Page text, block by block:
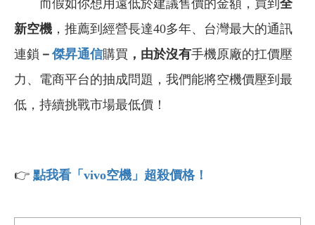
而假如你想用遠低於建議售價的金額，買到 全
新空機 ，推薦到經營長達40多年、台灣最大的通訊
連鎖 － 傑昇通信購買 ，由於沒有手機原廠的扛價壓
力、電商平台的抽成問題，我們能將空機價壓到最
低，持續挑戰市場最低價！
👉 點我看「vivo空機」超殺價格！